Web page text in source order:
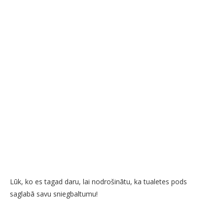
Lūk, ko es tagad daru, lai nodrošinātu, ka tualetes pods
saglabā savu sniegbaltumu!